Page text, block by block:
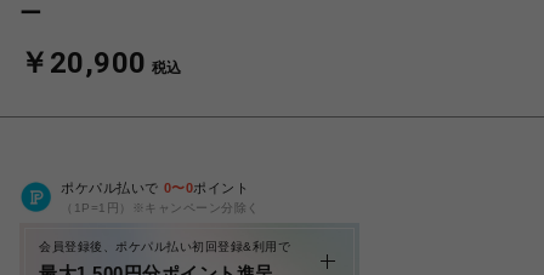
ー
￥20,900 税込
ポケパル払いで 0〜0ポイント
（1P=1円）※キャンペーン分除く
会員登録後、ポケパル払い初回登録&利用で